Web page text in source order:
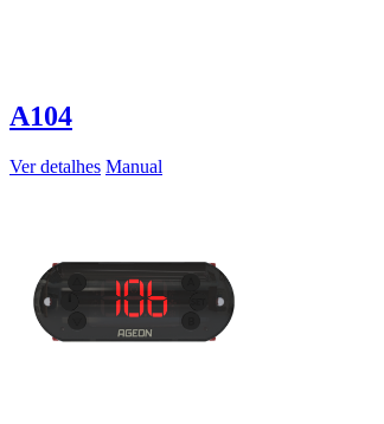
A104
Ver detalhes Manual